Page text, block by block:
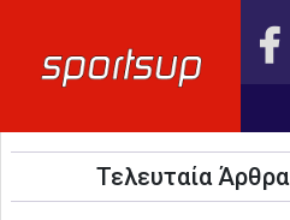
Τελευταία Άρθρα